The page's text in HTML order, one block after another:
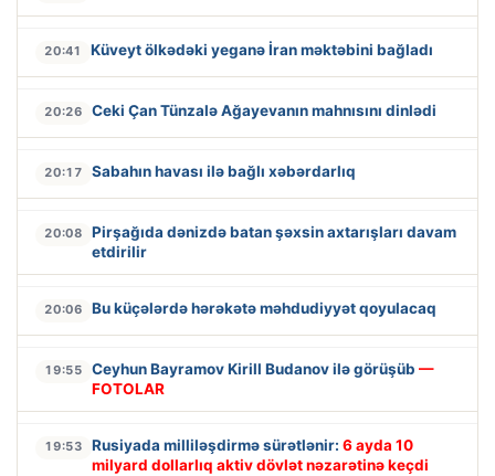
20:41 Küveyt ölkədəki yeganə İran məktəbini bağladı
20:26 Ceki Çan Tünzalə Ağayevanın mahnısını dinlədi
20:17 Sabahın havası ilə bağlı xəbərdarlıq
20:08
Pirşağıda dənizdə batan şəxsin axtarışları davam
etdirilir
20:06 Bu küçələrdə hərəkətə məhdudiyyət qoyulacaq
19:55 Ceyhun Bayramov Kirill Budanov ilə görüşüb —
FOTOLAR
19:53 Rusiyada milliləşdirmə sürətlənir: 6 ayda 10
milyard dollarlıq aktiv dövlət nəzarətinə keçdi